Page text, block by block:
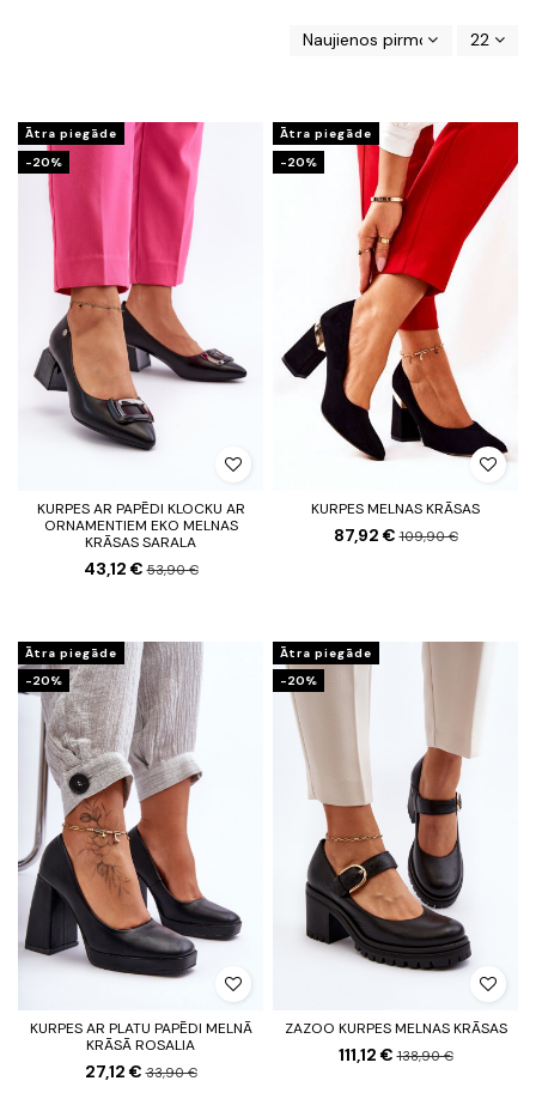
Naujienos pirmos 22
Ātra piegāde
-20%
KURPES AR PAPĒDI KLOCKU AR
ORNAMENTIEM EKO MELNAS
KRĀSAS SARALA
43,12 €53,90 €
Ātra piegāde
-20%
KURPES MELNAS KRĀSAS
87,92 €109,90 €
Ātra piegāde
-20%
KURPES AR PLATU PAPĒDI MELNĀ
KRĀSĀ ROSALIA
27,12 €33,90 €
Ātra piegāde
-20%
ZAZOO KURPES MELNAS KRĀSAS
111,12 €138,90 €